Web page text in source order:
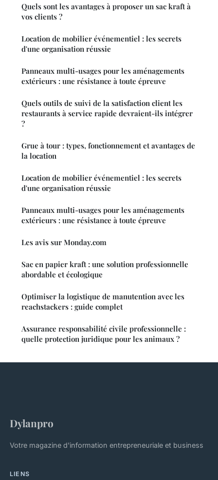
Quels sont les avantages à proposer un sac kraft à
vos clients ?
Location de mobilier événementiel : les secrets
d'une organisation réussie
Panneaux multi-usages pour les aménagements
extérieurs : une résistance à toute épreuve
Quels outils de suivi de la satisfaction client les
restaurants à service rapide devraient-ils intégrer
?
Grue à tour : types, fonctionnement et avantages de
la location
Location de mobilier événementiel : les secrets
d'une organisation réussie
Panneaux multi-usages pour les aménagements
extérieurs : une résistance à toute épreuve
Les avis sur Monday.com
Sac en papier kraft : une solution professionnelle
abordable et écologique
Optimiser la logistique de manutention avec les
reachstackers : guide complet
Assurance responsabilité civile professionnelle :
quelle protection juridique pour les animaux ?
Dylanpro
Votre magazine d'information entrepreneuriale et business
LIENS